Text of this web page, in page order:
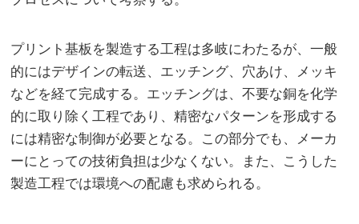
プリント基板を製造する工程は多岐にわたるが、一般
的にはデザインの転送、エッチング、穴あけ、メッキ
などを経て完成する。エッチングは、不要な銅を化学
的に取り除く工程であり、精密なパターンを形成する
には精密な制御が必要となる。この部分でも、メーカ
ーにとっての技術負担は少なくない。また、こうした
製造工程では環境への配慮も求められる。